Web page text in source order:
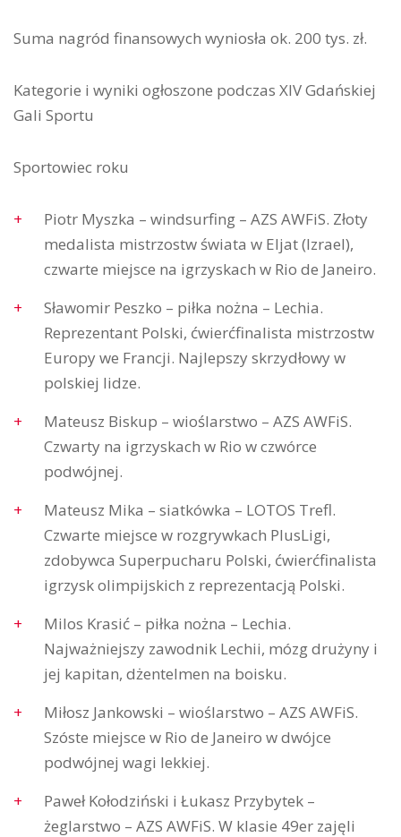
Suma nagród finansowych wyniosła ok. 200 tys. zł.
Kategorie i wyniki ogłoszone podczas XIV Gdańskiej
Gali Sportu
Sportowiec roku
Piotr Myszka – windsurfing – AZS AWFiS. Złoty
medalista mistrzostw świata w Eljat (Izrael),
czwarte miejsce na igrzyskach w Rio de Janeiro.
Sławomir Peszko – piłka nożna – Lechia.
Reprezentant Polski, ćwierćfinalista mistrzostw
Europy we Francji. Najlepszy skrzydłowy w
polskiej lidze.
Mateusz Biskup – wioślarstwo – AZS AWFiS.
Czwarty na igrzyskach w Rio w czwórce
podwójnej.
Mateusz Mika – siatkówka – LOTOS Trefl.
Czwarte miejsce w rozgrywkach PlusLigi,
zdobywca Superpucharu Polski, ćwierćfinalista
igrzysk olimpijskich z reprezentacją Polski.
Milos Krasić – piłka nożna – Lechia.
Najważniejszy zawodnik Lechii, mózg drużyny i
jej kapitan, dżentelmen na boisku.
Miłosz Jankowski – wioślarstwo – AZS AWFiS.
Szóste miejsce w Rio de Janeiro w dwójce
podwójnej wagi lekkiej.
Paweł Kołodziński i Łukasz Przybytek –
żeglarstwo – AZS AWFiS. W klasie 49er zajęli